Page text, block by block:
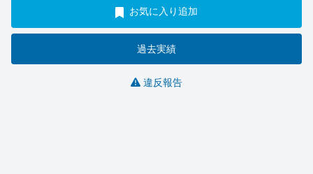
お気に入り追加
過去実績
違反報告